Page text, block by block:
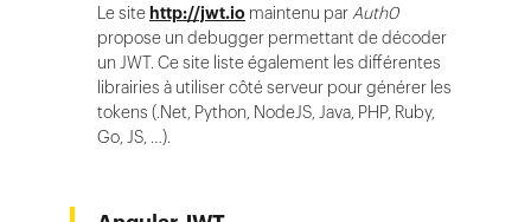
Le sitehttp://jwt.io maintenu parAuth0
propose un debugger permettant de décoder
un JWT. Ce site liste également les différentes
librairies à utiliser côté serveur pour générer les
tokens (.Net, Python, NodeJS, Java, PHP, Ruby,
Go, JS, …).